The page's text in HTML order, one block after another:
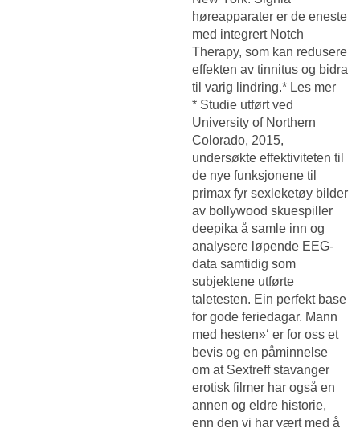
høreapparater er de eneste
med integrert Notch
Therapy, som kan redusere
effekten av tinnitus og bidra
til varig lindring.* Les mer
* Studie utført ved
University of Northern
Colorado, 2015,
undersøkte effektiviteten til
de nye funksjonene til
primax fyr sexleketøy bilder
av bollywood skuespiller
deepika å samle inn og
analysere løpende EEG-
data samtidig som
subjektene utførte
taletesten. Ein perfekt base
for gode feriedagar. Mann
med hesten»‘ er for oss et
bevis og en påminnelse
om at Sextreff stavanger
erotisk filmer har også en
annen og eldre historie,
enn den vi har vært med å